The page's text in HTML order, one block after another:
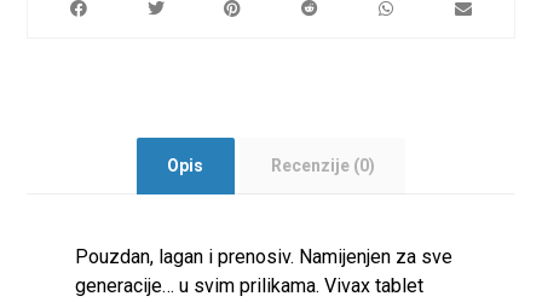
Opis Recenzije (0)
Pouzdan, lagan i prenosiv. Namijenjen za sve
generacije… u svim prilikama. Vivax tablet